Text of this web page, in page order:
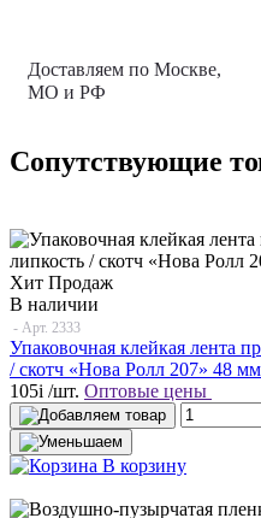
Доставляем по Москве,
МО и РФ
Сопутствующие
Хит Продаж
В наличии
- Арт. 2333
Упаковочная клейкая лента
/ скотч «Нова Ролл 207» 48
105i /шт. Оптовые цены
В корзину